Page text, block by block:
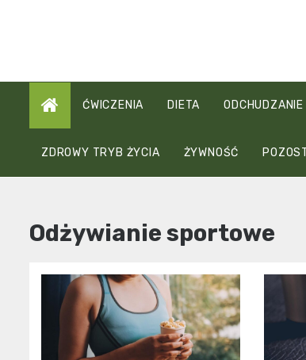
ĆWICZENIA DIETA ODCHUDZANIE
ZDROWY TRYB ŻYCIA ŻYWNOŚĆ
Odżywianie sportowe